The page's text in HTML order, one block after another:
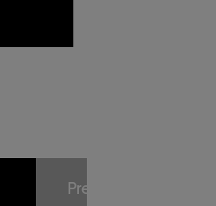
Premium Package